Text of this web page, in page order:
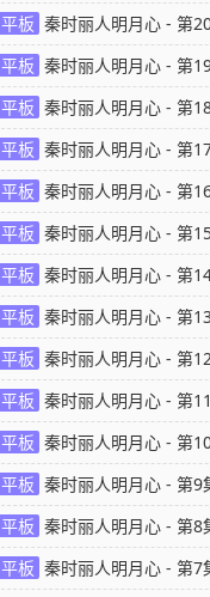
平板 秦时丽人明月心 - 第
平板 秦时丽人明月心 - 第
平板 秦时丽人明月心 - 第
平板 秦时丽人明月心 - 第
平板 秦时丽人明月心 - 第
平板 秦时丽人明月心 - 第
平板 秦时丽人明月心 - 第
平板 秦时丽人明月心 - 第
平板 秦时丽人明月心 - 第
平板 秦时丽人明月心 - 第
平板 秦时丽人明月心 - 第
平板 秦时丽人明月心 - 第9
平板 秦时丽人明月心 - 第8
平板 秦时丽人明月心 - 第7